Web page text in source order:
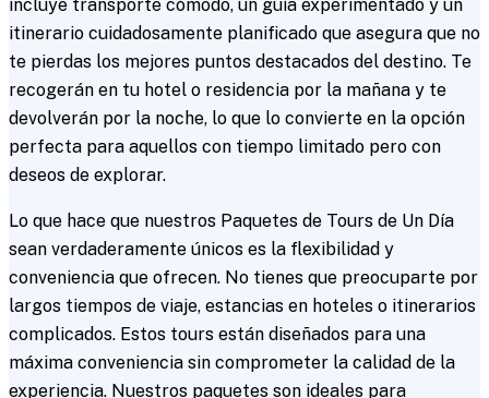
incluye transporte cómodo, un guía experimentado y un
itinerario cuidadosamente planificado que asegura que no
te pierdas los mejores puntos destacados del destino. Te
recogerán en tu hotel o residencia por la mañana y te
devolverán por la noche, lo que lo convierte en la opción
perfecta para aquellos con tiempo limitado pero con
deseos de explorar.
Lo que hace que nuestros Paquetes de Tours de Un Día
sean verdaderamente únicos es la flexibilidad y
conveniencia que ofrecen. No tienes que preocuparte por
largos tiempos de viaje, estancias en hoteles o itinerarios
complicados. Estos tours están diseñados para una
máxima conveniencia sin comprometer la calidad de la
experiencia. Nuestros paquetes son ideales para